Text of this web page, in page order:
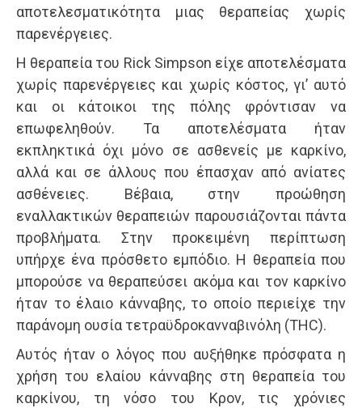
αποτελεσματικότητα μιας θεραπείας χωρίς
παρενέργειες.
Η θεραπεία του Rick Simpson είχε αποτελέσματα
χωρίς παρενέργειες και χωρίς κόστος, γι’ αυτό
και οι κάτοικοι της πόλης φρόντισαν να
επωφεληθούν. Τα αποτελέσματα ήταν
εκπληκτικά όχι μόνο σε ασθενείς με καρκίνο,
αλλά και σε άλλους που έπασχαν από ανίατες
ασθένειες. Βέβαια, στην προώθηση
εναλλακτικών θεραπειών παρουσιάζονται πάντα
προβλήματα. Στην προκειμένη περίπτωση
υπήρχε ένα πρόσθετο εμπόδιο. Η θεραπεία που
μπορούσε να θεραπεύσει ακόμα και τον καρκίνο
ήταν το έλαιο κάνναβης, το οποίο περιείχε την
παράνομη ουσία τετραϋδροκανναβινόλη (THC).
Αυτός ήταν ο λόγος που αυξήθηκε πρόσφατα η
χρήση του ελαίου κάνναβης στη θεραπεία του
καρκίνου, τη νόσο του Κρον, τις χρόνιες